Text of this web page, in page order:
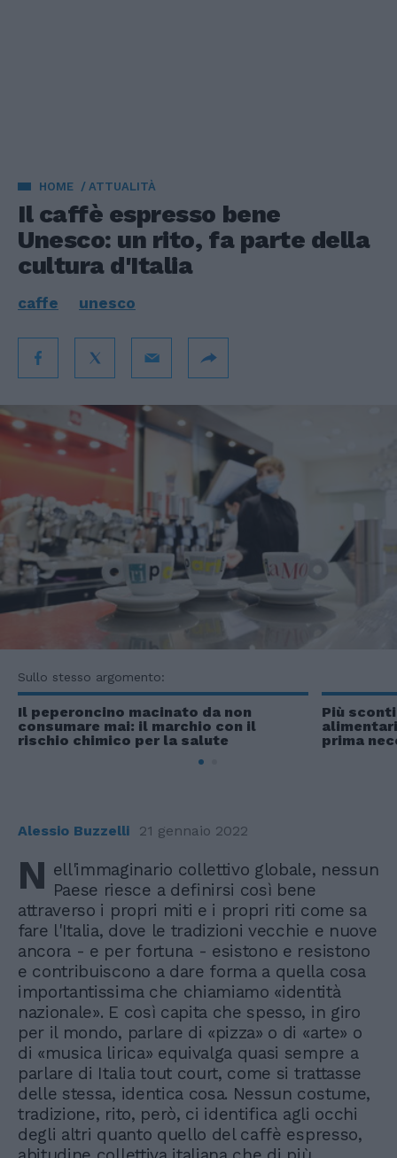
HOME ATTUALITÀ
Il caffè espresso bene
Unesco: un rito, fa parte della
cultura d'Italia
caffe unesco
Sullo stesso argomento:
Il peperoncino macinato da non
consumare mai: il marchio con il
rischio chimico per la salute
Più
prima
Alessio Buzzelli 21 gennaio 2022
N ell'immaginario collettivo globale, nessun
Paese riesce a definirsi così bene
attraverso i propri miti e i propri riti come sa
fare l'Italia, dove le tradizioni vecchie e nuove
ancora - e per fortuna - esistono e resistono
e contribuiscono a dare forma a quella cosa
importantissima che chiamiamo «identità
nazionale». E così capita che spesso, in giro
per il mondo, parlare di «pizza» o di «arte» o
di «musica lirica» equivalga quasi sempre a
parlare di Italia tout court, come si trattasse
delle stessa, identica cosa. Nessun costume,
tradizione, rito, però, ci identifica agli occhi
degli altri quanto quello del caffè espresso,